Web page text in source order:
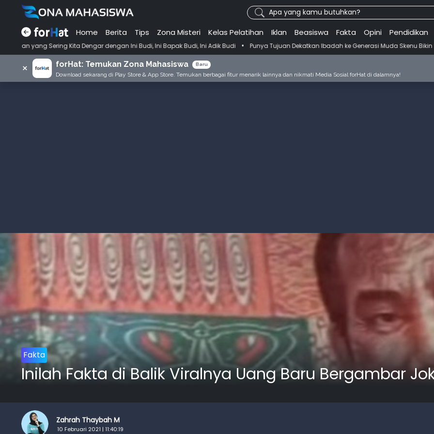
Apa yang kamu butuhkan?
Home Berita Tips Zona Misteri Kelas Pelatihan Iklan Beasiswa Fakta Opini Pendidikan
Kita Dengar dengan Ini Budi, Ini Bapak Budi, Ini Adik Budi • Punya Tujuan Dekatkan Ibadah ke Generasi Muda Skenu Bikin Panduan Salat
× forHat: Temukan Zona Mahasiswa Baru
Download sekarang di Play Store & App Store. Temukan berbagai fitur menarik lainnya dan nikmati Media Sosial forHat di dalamnya!
Fakta
Inilah Fakta di Balik Viralnya Uang Baru Bergambar
Zahrah Thaybah M
10 Februari 2021 | 11:40:19